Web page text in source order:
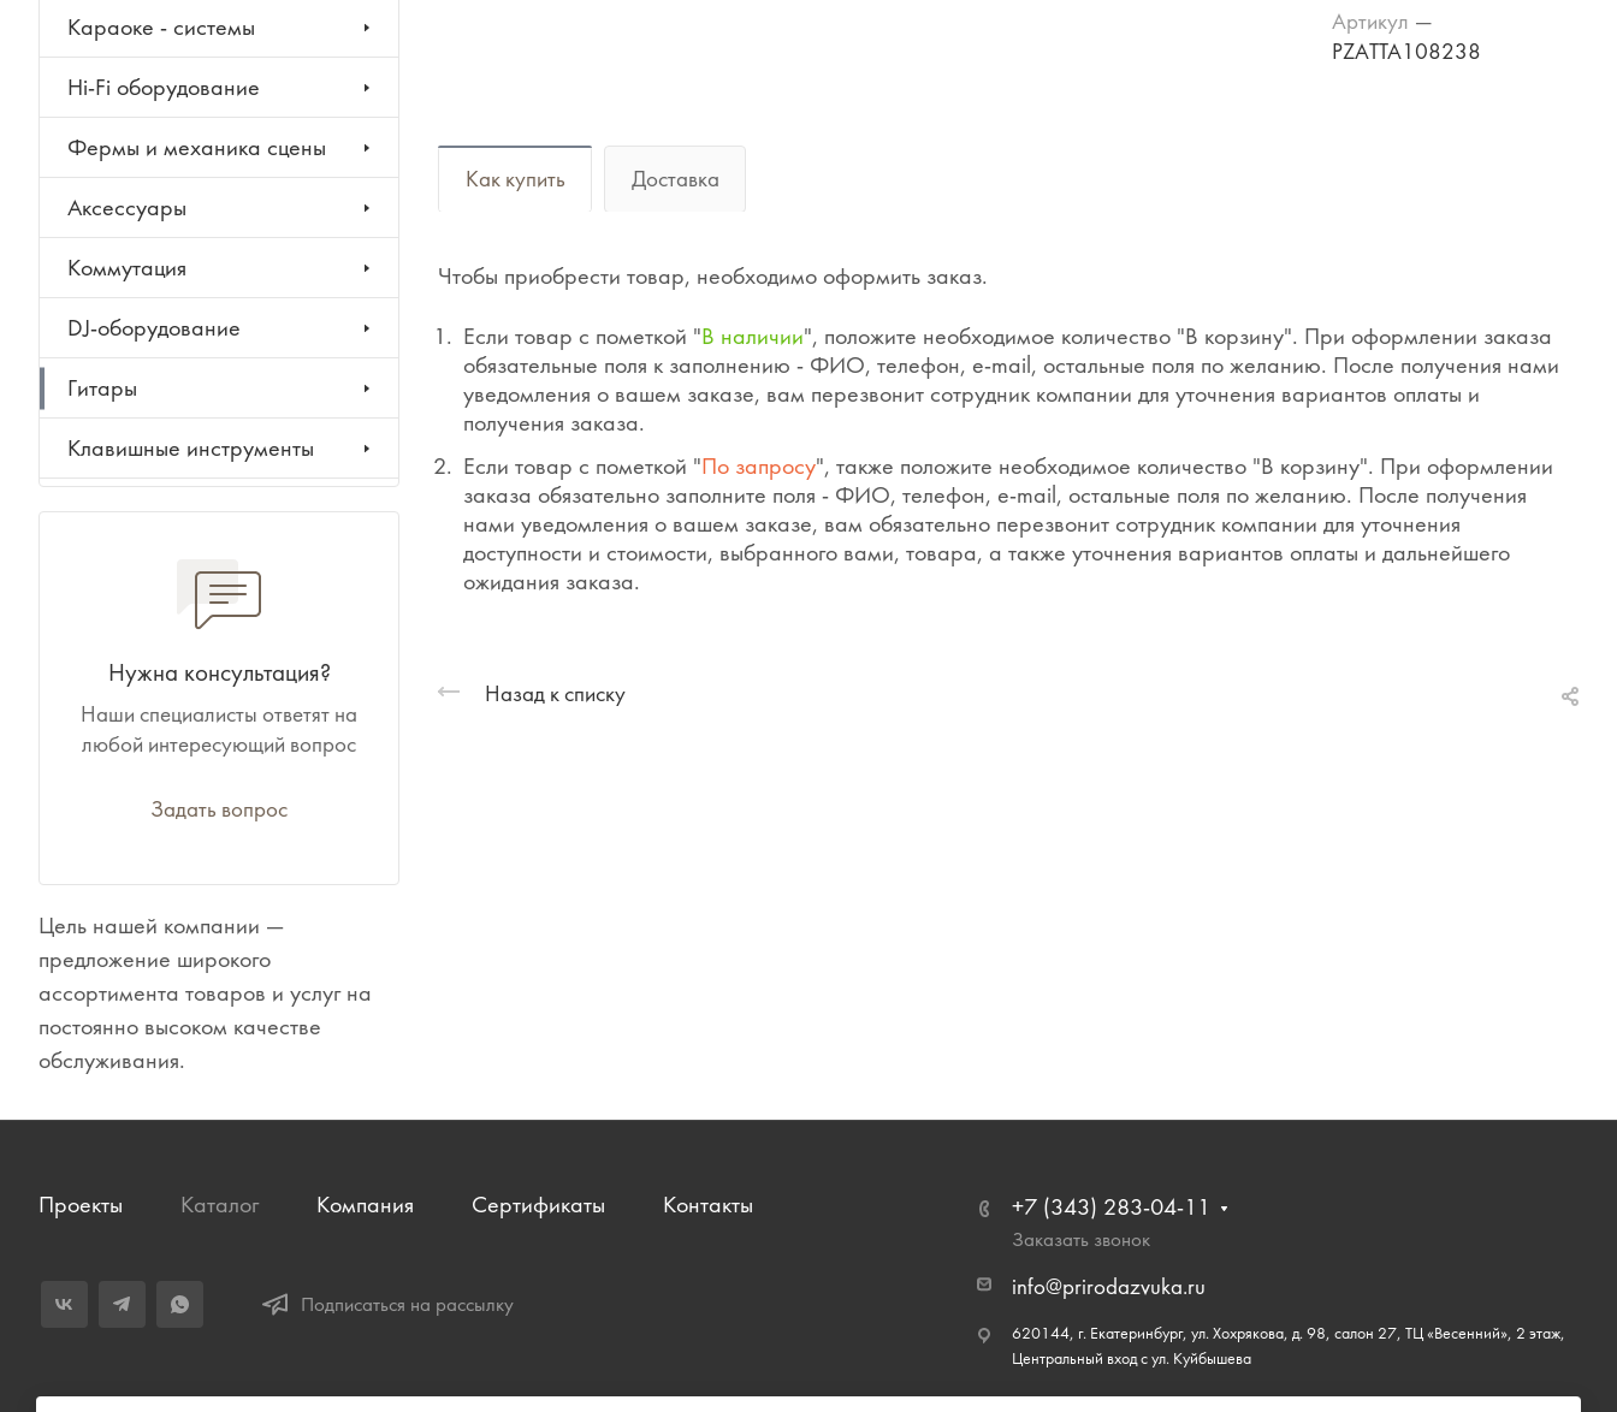
Артикул —
PZATTA108238
Как купить Доставка
Чтобы приобрести товар, необходимо оформить заказ.
Если товар с пометкой "В наличии", положите необходимое количество "В корзину". При оформлении заказа
обязательные поля к заполнению - ФИО, телефон, e-mail, остальные поля по желанию. После получения нами
уведомления о вашем заказе, вам перезвонит сотрудник компании для уточнения вариантов оплаты и
получения заказа.
Если товар с пометкой "По запросу", также положите необходимое количество "В корзину". При оформлении
заказа обязательно заполните поля - ФИО, телефон, e-mail, остальные поля по желанию. После получения
нами уведомления о вашем заказе, вам обязательно перезвонит сотрудник компании для уточнения
доступности и стоимости, выбранного вами, товара, а также уточнения вариантов оплаты и дальнейшего
ожидания заказа.
Назад к списку
Караоке - системы
Hi-Fi оборудование
Фермы и механика сцены
Аксессуары
Коммутация
DJ-оборудование
Гитары
Клавишные инструменты
Ударные инструменты
Духовые инструменты
Классические инструменты
Народные инструменты
Баяны, аккордеоны,
Одежда
Нужна консультация?
Наши специалисты ответят на
любой интересующий вопрос
Задать вопрос
Цель нашей компании —
предложение широкого
ассортимента товаров и услуг на
постоянно высоком качестве
обслуживания.
Проекты Каталог Компания Сертификаты Контакты
Подписаться на рассылку
+7 (343) 283-04-11
Заказать звонок
info@prirodazvuka.ru
620144, г. Екатеринбург, ул. Хохрякова, д. 98, салон 27, ТЦ «Весенний», 2 этаж,
Центральный вход с ул. Куйбышева